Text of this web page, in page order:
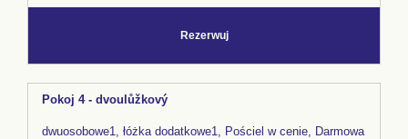
Rezerwuj
Pokoj 4 - dvoulůžkový
dwuosobowe1, łóżka dodatkowe1, Pościel w cenie, Darmowa